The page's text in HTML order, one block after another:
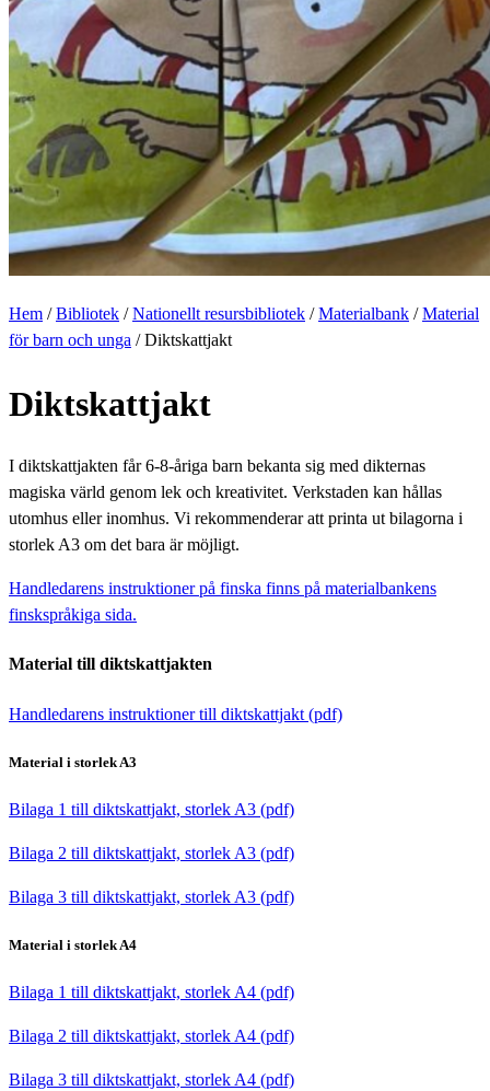
Hem /Bibliotek /Nationellt resursbibliotek /Materialbank /Material
för barn och unga /Diktskattjakt
Diktskattjakt
I diktskattjakten får 6-8-åriga barn bekanta sig med dikternas
magiska värld genom lek och kreativitet. Verkstaden kan hållas
utomhus eller inomhus. Vi rekommenderar att printa ut bilagorna i
storlek A3 om det bara är möjligt.
Handledarens instruktioner på finska finns på materialbankens
finskspråkiga sida.
Material till diktskattjakten
Handledarens instruktioner till diktskattjakt (pdf)
Material i storlek A3
Bilaga 1 till diktskattjakt, storlek A3 (pdf)
Bilaga 2 till diktskattjakt, storlek A3 (pdf)
Bilaga 3 till diktskattjakt, storlek A3 (pdf)
Material i storlek A4
Bilaga 1 till diktskattjakt, storlek A4 (pdf)
Bilaga 2 till diktskattjakt, storlek A4 (pdf)
Bilaga 3 till diktskattjakt, storlek A4 (pdf)